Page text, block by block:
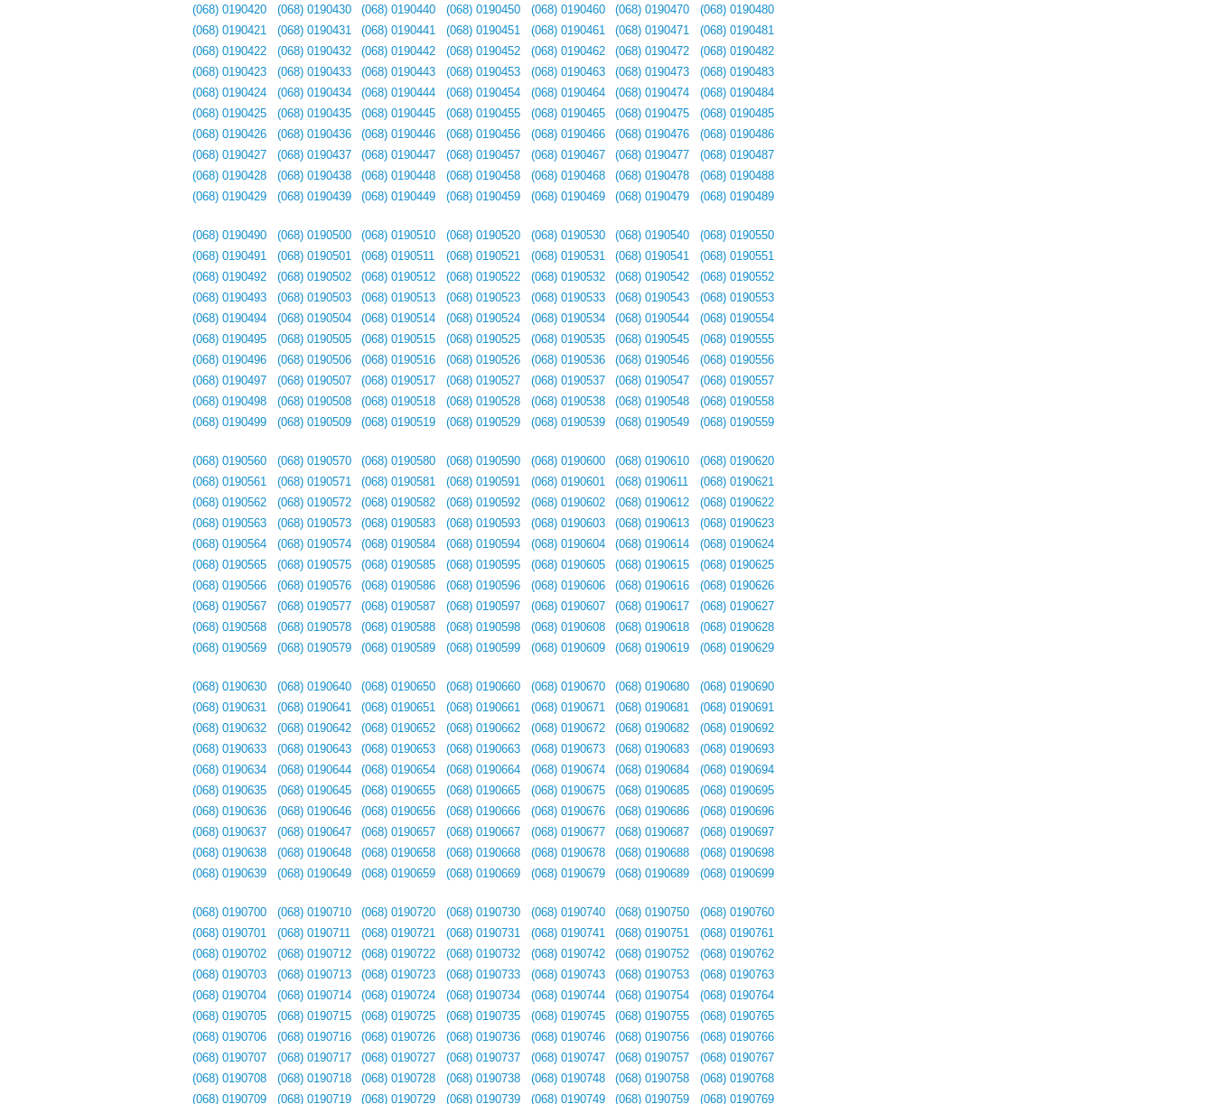
(068) 0190420
(068) 0190421
(068) 0190422
(068) 0190423
(068) 0190424
(068) 0190425
(068) 0190426
(068) 0190427
(068) 0190428
(068) 0190429
(068) 0190430
(068) 0190431
(068) 0190432
(068) 0190433
(068) 0190434
(068) 0190435
(068) 0190436
(068) 0190437
(068) 0190438
(068) 0190439
(068) 0190440
(068) 0190441
(068) 0190442
(068) 0190443
(068) 0190444
(068) 0190445
(068) 0190446
(068) 0190447
(068) 0190448
(068) 0190449
(068) 0190450
(068) 0190451
(068) 0190452
(068) 0190453
(068) 0190454
(068) 0190455
(068) 0190456
(068) 0190457
(068) 0190458
(068) 0190459
(068) 0190460
(068) 0190461
(068) 0190462
(068) 0190463
(068) 0190464
(068) 0190465
(068) 0190466
(068) 0190467
(068) 0190468
(068) 0190469
(068) 0190470
(068) 0190471
(068) 0190472
(068) 0190473
(068) 0190474
(068) 0190475
(068) 0190476
(068) 0190477
(068) 0190478
(068) 0190479
(068) 0190480
(068) 0190481
(068) 0190482
(068) 0190483
(068) 0190484
(068) 0190485
(068) 0190486
(068) 0190487
(068) 0190488
(068) 0190489
(068) 0190490
(068) 0190491
(068) 0190492
(068) 0190493
(068) 0190494
(068) 0190495
(068) 0190496
(068) 0190497
(068) 0190498
(068) 0190499
(068) 0190500
(068) 0190501
(068) 0190502
(068) 0190503
(068) 0190504
(068) 0190505
(068) 0190506
(068) 0190507
(068) 0190508
(068) 0190509
(068) 0190510
(068) 0190511
(068) 0190512
(068) 0190513
(068) 0190514
(068) 0190515
(068) 0190516
(068) 0190517
(068) 0190518
(068) 0190519
(068) 0190520
(068) 0190521
(068) 0190522
(068) 0190523
(068) 0190524
(068) 0190525
(068) 0190526
(068) 0190527
(068) 0190528
(068) 0190529
(068) 0190530
(068) 0190531
(068) 0190532
(068) 0190533
(068) 0190534
(068) 0190535
(068) 0190536
(068) 0190537
(068) 0190538
(068) 0190539
(068) 0190540
(068) 0190541
(068) 0190542
(068) 0190543
(068) 0190544
(068) 0190545
(068) 0190546
(068) 0190547
(068) 0190548
(068) 0190549
(068) 0190550
(068) 0190551
(068) 0190552
(068) 0190553
(068) 0190554
(068) 0190555
(068) 0190556
(068) 0190557
(068) 0190558
(068) 0190559
(068) 0190560
(068) 0190561
(068) 0190562
(068) 0190563
(068) 0190564
(068) 0190565
(068) 0190566
(068) 0190567
(068) 0190568
(068) 0190569
(068) 0190570
(068) 0190571
(068) 0190572
(068) 0190573
(068) 0190574
(068) 0190575
(068) 0190576
(068) 0190577
(068) 0190578
(068) 0190579
(068) 0190580
(068) 0190581
(068) 0190582
(068) 0190583
(068) 0190584
(068) 0190585
(068) 0190586
(068) 0190587
(068) 0190588
(068) 0190589
(068) 0190590
(068) 0190591
(068) 0190592
(068) 0190593
(068) 0190594
(068) 0190595
(068) 0190596
(068) 0190597
(068) 0190598
(068) 0190599
(068) 0190600
(068) 0190601
(068) 0190602
(068) 0190603
(068) 0190604
(068) 0190605
(068) 0190606
(068) 0190607
(068) 0190608
(068) 0190609
(068) 0190610
(068) 0190611
(068) 0190612
(068) 0190613
(068) 0190614
(068) 0190615
(068) 0190616
(068) 0190617
(068) 0190618
(068) 0190619
(068) 0190620
(068) 0190621
(068) 0190622
(068) 0190623
(068) 0190624
(068) 0190625
(068) 0190626
(068) 0190627
(068) 0190628
(068) 0190629
(068) 0190630
(068) 0190631
(068) 0190632
(068) 0190633
(068) 0190634
(068) 0190635
(068) 0190636
(068) 0190637
(068) 0190638
(068) 0190639
(068) 0190640
(068) 0190641
(068) 0190642
(068) 0190643
(068) 0190644
(068) 0190645
(068) 0190646
(068) 0190647
(068) 0190648
(068) 0190649
(068) 0190650
(068) 0190651
(068) 0190652
(068) 0190653
(068) 0190654
(068) 0190655
(068) 0190656
(068) 0190657
(068) 0190658
(068) 0190659
(068) 0190660
(068) 0190661
(068) 0190662
(068) 0190663
(068) 0190664
(068) 0190665
(068) 0190666
(068) 0190667
(068) 0190668
(068) 0190669
(068) 0190670
(068) 0190671
(068) 0190672
(068) 0190673
(068) 0190674
(068) 0190675
(068) 0190676
(068) 0190677
(068) 0190678
(068) 0190679
(068) 0190680
(068) 0190681
(068) 0190682
(068) 0190683
(068) 0190684
(068) 0190685
(068) 0190686
(068) 0190687
(068) 0190688
(068) 0190689
(068) 0190690
(068) 0190691
(068) 0190692
(068) 0190693
(068) 0190694
(068) 0190695
(068) 0190696
(068) 0190697
(068) 0190698
(068) 0190699
(068) 0190700
(068) 0190701
(068) 0190702
(068) 0190703
(068) 0190704
(068) 0190705
(068) 0190706
(068) 0190707
(068) 0190708
(068) 0190709
(068) 0190710
(068) 0190711
(068) 0190712
(068) 0190713
(068) 0190714
(068) 0190715
(068) 0190716
(068) 0190717
(068) 0190718
(068) 0190719
(068) 0190720
(068) 0190721
(068) 0190722
(068) 0190723
(068) 0190724
(068) 0190725
(068) 0190726
(068) 0190727
(068) 0190728
(068) 0190729
(068) 0190730
(068) 0190731
(068) 0190732
(068) 0190733
(068) 0190734
(068) 0190735
(068) 0190736
(068) 0190737
(068) 0190738
(068) 0190739
(068) 0190740
(068) 0190741
(068) 0190742
(068) 0190743
(068) 0190744
(068) 0190745
(068) 0190746
(068) 0190747
(068) 0190748
(068) 0190749
(068) 0190750
(068) 0190751
(068) 0190752
(068) 0190753
(068) 0190754
(068) 0190755
(068) 0190756
(068) 0190757
(068) 0190758
(068) 0190759
(068) 0190760
(068) 0190761
(068) 0190762
(068) 0190763
(068) 0190764
(068) 0190765
(068) 0190766
(068) 0190767
(068) 0190768
(068) 0190769